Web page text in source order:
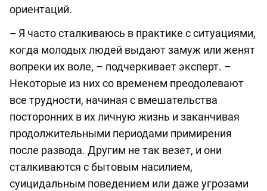
ориентаций.
– Я часто сталкиваюсь в практике с ситуациями,
когда молодых людей выдают замуж или женят
вопреки их воле, – подчеркивает эксперт. –
Некоторые из них со временем преодолевают
все трудности, начиная с вмешательства
посторонних в их личную жизнь и заканчивая
продолжительными периодами примирения
после развода. Другим не так везет, и они
сталкиваются с бытовым насилием,
суицидальным поведением или даже угрозами